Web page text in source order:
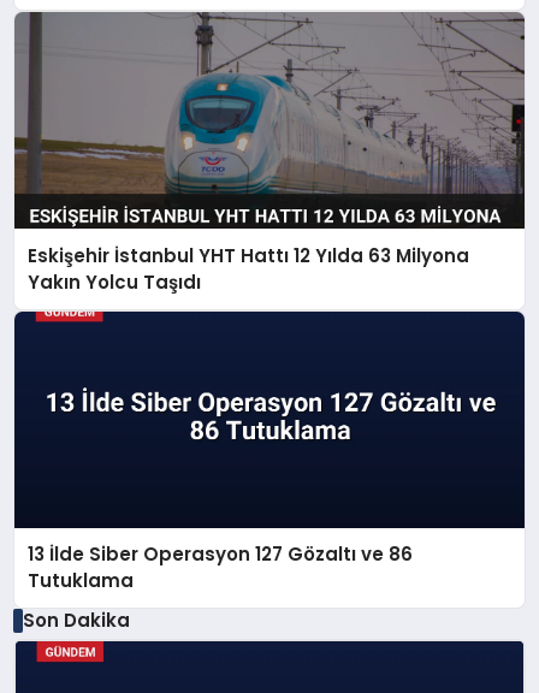
Eskişehir İstanbul YHT Hattı 12 Yılda 63 Milyona
Yakın Yolcu Taşıdı
13 İlde Siber Operasyon 127 Gözaltı ve 86
Tutuklama
Son Dakika